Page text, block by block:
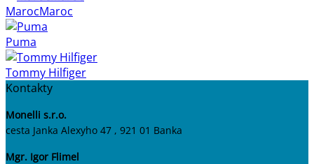
MarocMaroc
Puma
Tommy Hilfiger
Kontakty
Monelli s.r.o.
cesta Janka Alexyho 47 , 921 01 Banka
Mgr. Igor Flimel